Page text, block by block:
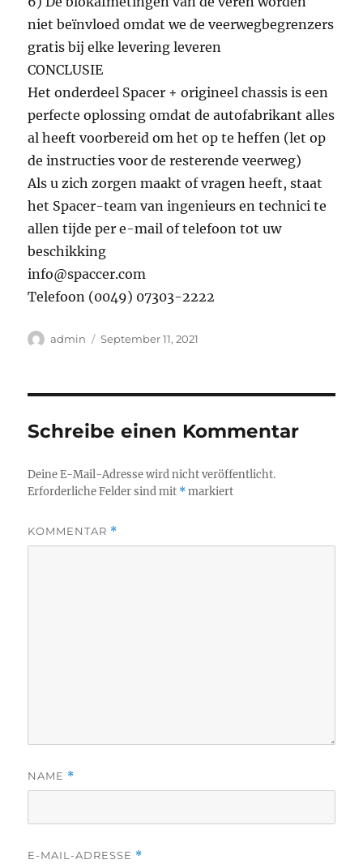
niet beïnvloed omdat we de veerwegbegrenzers
gratis bij elke levering leveren
CONCLUSIE
Het onderdeel Spacer + origineel chassis is een
perfecte oplossing omdat de autofabrikant alles
al heeft voorbereid om het op te heffen (let op
de instructies voor de resterende veerweg)
Als u zich zorgen maakt of vragen heeft, staat
het Spacer-team van ingenieurs en technici te
allen tijde per e-mail of telefoon tot uw
beschikking
info@spaccer.com
Telefoon (0049) 07303-2222
Autor
admin
Veröffentlicht
September 11, 2021
Schreibe einen Kommentar
Deine E-Mail-Adresse wird nicht veröffentlicht.
Erforderliche Felder sind mit *markiert
KOMMENTAR *
NAME *
E-MAIL-ADRESSE *